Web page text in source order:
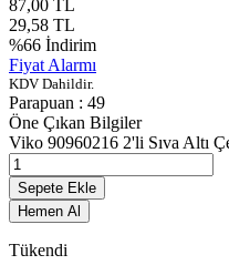
87,00 TL
29,58 TL
%66 İndirim
Fiyat Alarmı
KDV Dahildir.
Parapuan : 49
Öne Çıkan Bilgiler
Viko 90960216 2'li Sıva Altı
Sepete Ekle
Hemen Al
Tükendi